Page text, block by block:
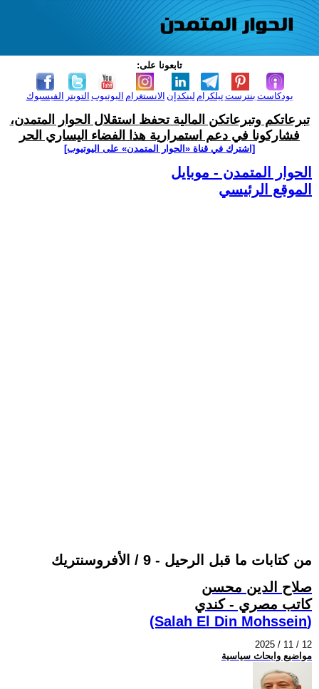
تابعونا على:
الفيسبوك التويتر اليوتيوب الانستغرام لينكدإن تيلكرامبنترست بودكاست
تبرعاتكم وتبرعاتكن المالية تحفظ استقلال الحوار المتمدن،
فشاركونا في دعم استمرارية هذا الفضاء اليساري الحر
[اشترك في قناة ‫«الحوار المتمدن» على اليوتيوب]
الحوار المتمدن - موبايل
الموقع الرئيسي
من كتابات ما قبل الرحيل - 9 / الأفروسنتريك
صلاح الدين محسن
كاتب مصري - كندي
(Salah El Din Mohssein‏)
2025 / 11 / 12
مواضيع وابحاث سياسية